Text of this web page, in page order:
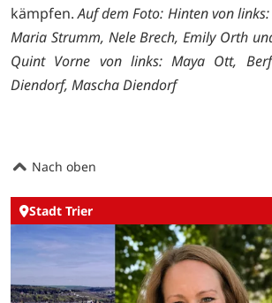
kämpfen.Auf dem Foto: Hinten von
Maria Strumm, Nele Brech, Emily Orth
Quint Vorne von links: Maya Ott,
Diendorf, Mascha Diendorf
Nach oben
Stadt Trier